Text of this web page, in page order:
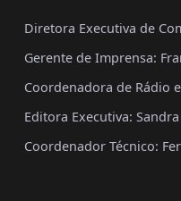
Diretora Executiva de
Gerente de Imprensa:
Coordenadora de Rádio
Editora Executiva:
Coordenador Técnico: